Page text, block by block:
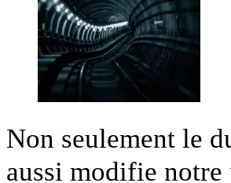
Non seulement le
aussi modifie